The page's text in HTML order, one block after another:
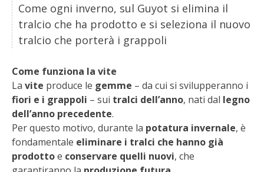
STORIE DEI LETTORI
CONSERVARE LA FRUTTA
CONSERVE DELL’ORTO
FACEM
STIHL
BLUMEN
Come ogni inverno, sul Guyot si elimina il
tralcio che ha prodotto e si seleziona il nuovo
tralcio che porterà i grappoli
Come funziona la vite
La vite produce le gemme – da cui si svilupperanno i
fiori e i grappoli – sui tralci dell’anno, nati dal legno
dell’anno precedente.
Per questo motivo, durante la potatura invernale, è
fondamentale eliminare i tralci che hanno già
prodottoe conservare quelli nuovi, che